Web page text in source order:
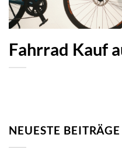
Fahrrad Kauf
NEUESTE BEITRÄGE